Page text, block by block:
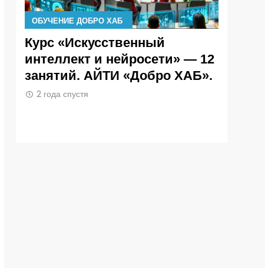
ДОБРО ХАБ
«Искусственный
и нейросети» — 12
АЙТИ «Добро ХАБ».
спустя
ОБУЧЕНИЕ ДОБРО ХАБ
Кикавский
разработчик и